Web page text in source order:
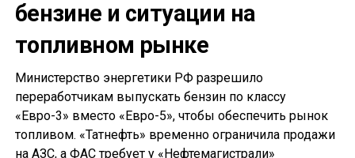
бензине и ситуации на
топливном рынке
Министерство энергетики РФ разрешило
переработчикам выпускать бензин по классу
«Евро-3» вместо «Евро-5», чтобы обеспечить рынок
топливом. «Татнефть» временно ограничила продажи
на АЗС, а ФАС требует у «Нефтемагистрали»